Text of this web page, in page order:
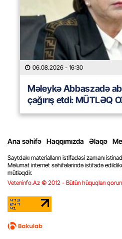
06.08.2026 - 16:30
Məleykə Abbaszadə
çağırış etdi: MÜTLƏQ
Ana səhifə Haqqımızda Əlaqə
Saytdakı materialların istifadəsi zamanı
Məlumat internet səhifələrində istifadə
mütləqdir.
Veteninfo.Az © 2012 - Bütün hüquqları